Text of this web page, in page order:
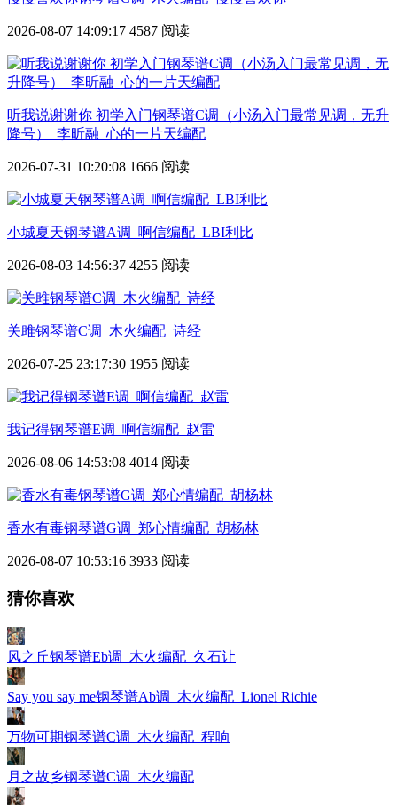
2026-08-07 14:09:17 4587 阅读
听我说谢谢你 初学入门钢琴谱C调（小汤入门最常见调，无升
降号）_李昕融_心的一片天编配
2026-07-31 10:20:08 1666 阅读
小城夏天钢琴谱A调_啊信编配_LBI利比
2026-08-03 14:56:37 4255 阅读
关雎钢琴谱C调_木火编配_诗经
2026-07-25 23:17:30 1955 阅读
我记得钢琴谱E调_啊信编配_赵雷
2026-08-06 14:53:08 4014 阅读
香水有毒钢琴谱G调_郑心情编配_胡杨林
2026-08-07 10:53:16 3933 阅读
猜你喜欢
风之丘钢琴谱Eb调_木火编配_久石让
Say you say me钢琴谱Ab调_木火编配_Lionel Richie
万物可期钢琴谱C调_木火编配_程响
月之故乡钢琴谱C调_木火编配